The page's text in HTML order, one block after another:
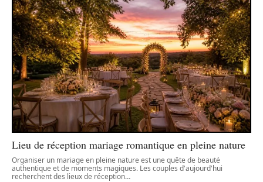
Lieu de réception mariage romantique en pleine nature
Organiser un mariage en pleine nature est une quête de beauté
authentique et de moments magiques. Les couples d'aujourd'hui
recherchent des lieux de réception…